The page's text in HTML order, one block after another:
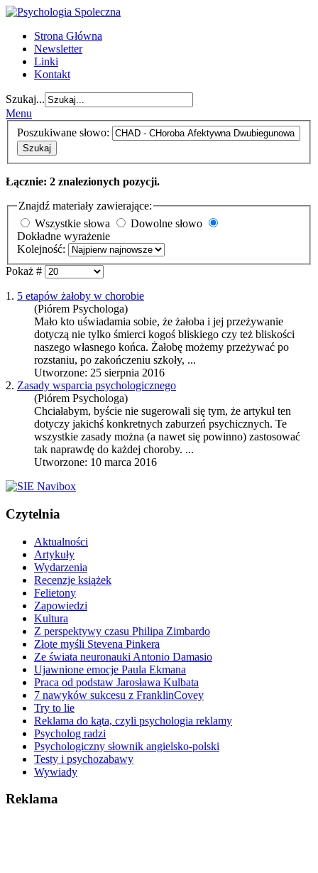
Strona Główna
Newsletter
Linki
Kontakt
Szukaj...
Menu
Poszukiwane słowo:
Szukaj
Łącznie: 2 znalezionych pozycji.
Znajdź materiały zawierające:
Wszystkie słowa
Dowolne słowo
Dokładne wyrażenie
Kolejność:
Pokaż #
1. 5 etapów żałoby w chorobie
(Piórem Psychologa)
Mało kto uświadamia sobie, że żałoba i jej przeżywanie
dotyczą nie tylko śmierci kogoś bliskiego czy też bliskości
naszego własnego końca. Żałobę możemy przeżywać po
rozstaniu, po zakończeniu szkoły, ...
Utworzone: 25 sierpnia 2016
2. Zasady wsparcia psychologicznego
(Piórem Psychologa)
Chciałabym, byście nie sugerowali się tym, że artykuł ten
dotyczy jakichś konkretnych zaburzeń psychicznych. Te
wszystkie zasady można (a nawet się powinno) zastosować
tak naprawdę do każdej choroby. ...
Utworzone: 10 marca 2016
Czytelnia
Aktualności
Artykuły
Wydarzenia
Recenzje książek
Felietony
Zapowiedzi
Kultura
Z perspektywy czasu Philipa Zimbardo
Złote myśli Stevena Pinkera
Ze świata neuronauki Antonio Damasio
Ujawnione emocje Paula Ekmana
Praca od podstaw Jarosława Kulbata
7 nawyków sukcesu z FranklinCovey
Try to lie
Reklama do kąta, czyli psychologia reklamy
Psycholog radzi
Psychologiczny słownik angielsko-polski
Testy i psychozabawy
Wywiady
Reklama